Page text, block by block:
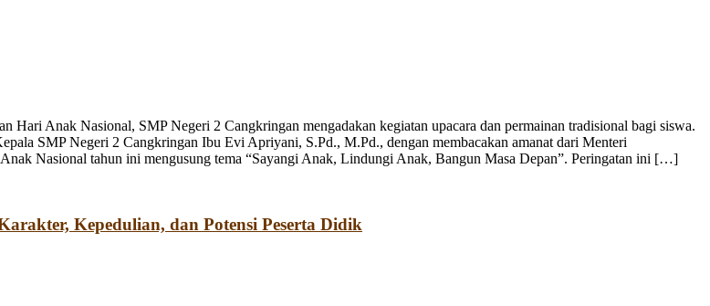
Hari Anak Nasional, SMP Negeri 2 Cangkringan mengadakan kegiatan upacara dan permainan tradisional bagi siswa.
SMP Negeri 2 Cangkringan Ibu Evi Apriyani, S.Pd., M.Pd., dengan membacakan amanat dari Menteri
Nasional tahun ini mengusung tema “Sayangi Anak, Lindungi Anak, Bangun Masa Depan”. Peringatan ini […]
Kepedulian, dan Potensi Peserta Didik